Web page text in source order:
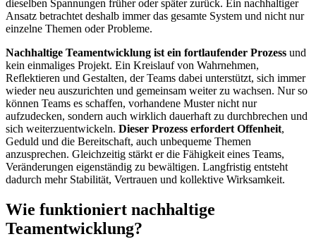
dieselben Spannungen früher oder später zurück. Ein nachhaltiger
Ansatz betrachtet deshalb immer das gesamte System und nicht nur
einzelne Themen oder Probleme.
Nachhaltige Teamentwicklung ist ein fortlaufender Prozess und
kein einmaliges Projekt. Ein Kreislauf von Wahrnehmen,
Reflektieren und Gestalten, der Teams dabei unterstützt, sich immer
wieder neu auszurichten und gemeinsam weiter zu wachsen. Nur so
können Teams es schaffen, vorhandene Muster nicht nur
aufzudecken, sondern auch wirklich dauerhaft zu durchbrechen und
sich weiterzuentwickeln. Dieser Prozess erfordert Offenheit,
Geduld und die Bereitschaft, auch unbequeme Themen
anzusprechen. Gleichzeitig stärkt er die Fähigkeit eines Teams,
Veränderungen eigenständig zu bewältigen. Langfristig entsteht
dadurch mehr Stabilität, Vertrauen und kollektive Wirksamkeit.
Wie funktioniert nachhaltige
Teamentwicklung?